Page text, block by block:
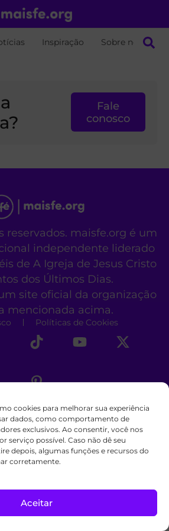
cookies para melhorar sua experiência
dados, como comportamento de
exclusivos. Ao consentir, você nos
serviço possível. Caso não dê seu
depois, algumas funções e recursos do
corretamente.
Aceitar
Inspiração Sobre nós
Fale
conosco
reservados. maisfe.org é um
independente liderado
de A Igreja de Jesus Cristo
dos Últimos Dias.
site oficial da organização
mencionada acima.
Políticas de Cookies